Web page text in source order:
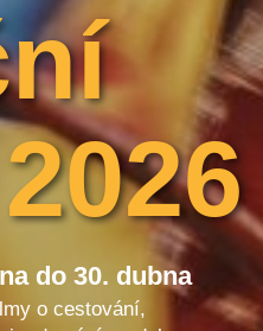
do 30. dubna
o cestování,